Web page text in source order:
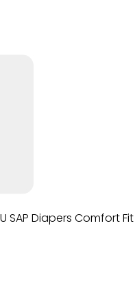
SAP Diapers Comfort